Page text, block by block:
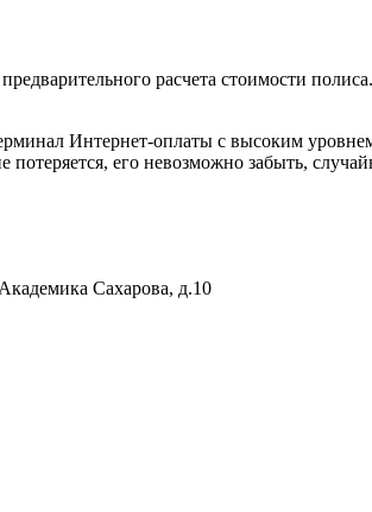
расчета стоимости
Интернет-оплаты с высоким
его невозможно забыть,
Сахарова, д.10